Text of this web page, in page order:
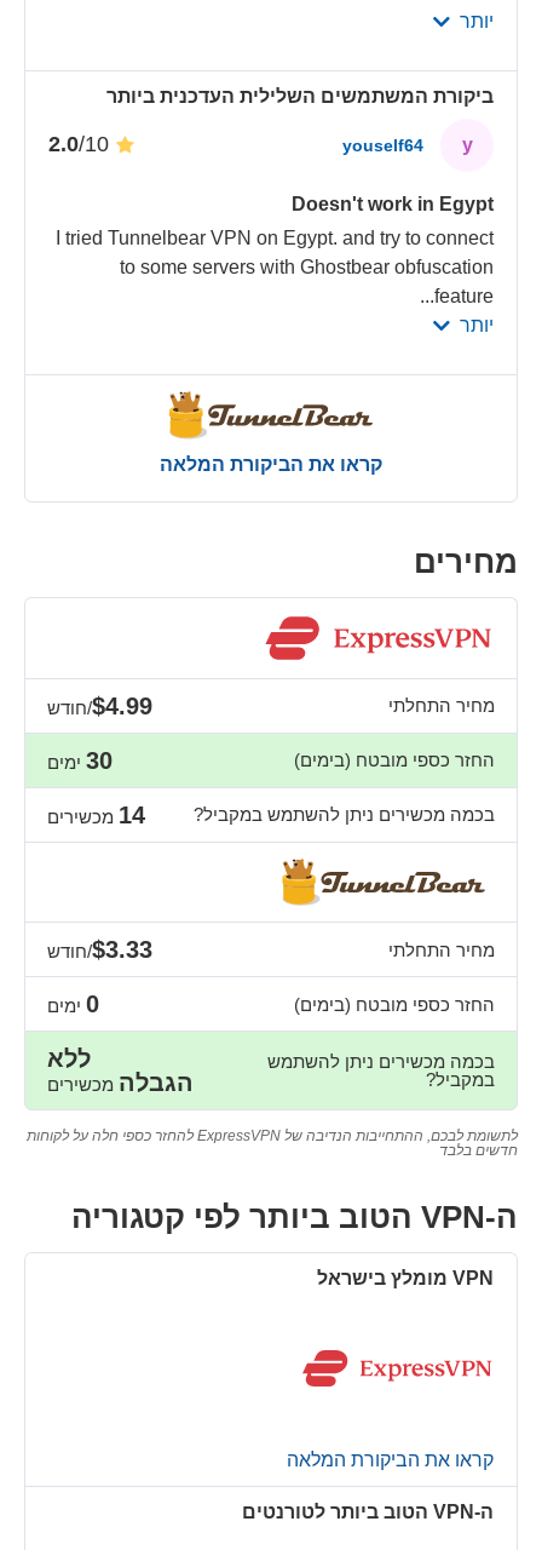
יותר
ביקורת המשתמשים השלילית העדכנית ביותר
y
youself64
/10
Doesn't work in Egypt
I tried Tunnelbear VPN on Egypt. and try to connect
to some servers with Ghostbear obfuscation
feature
...
יותר
קראו את הביקורת המלאה
מחירים
מחיר התחלתי $4.99/חודש
החזר כספי מובטח (בימים) 30 ימים
בכמה מכשירים ניתן להשתמש במקביל? 14 מכשירים
מחיר התחלתי $3.33/חודש
החזר כספי מובטח (בימים) 0 ימים
בכמה מכשירים ניתן להשתמש
במקביל?
ללא
הגבלה מכשירים
לתשומת לבכם, ההתחייבות הנדיבה של ExpressVPN להחזר כספי חלה על לקוחות
חדשים בלבד
ה-VPN הטוב ביותר לפי קטגוריה
קראו את הביקורת המלאה
ה-VPN הטוב ביותר לטורנטים